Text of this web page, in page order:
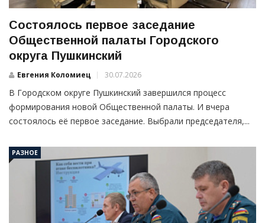
Состоялось первое заседание
Общественной палаты Городского
округа Пушкинский
Евгения Коломиец 30.07.2026
В Городском округе Пушкинский завершился процесс
формирования новой Общественной палаты. И вчера
состоялось её первое заседание. Выбрали председателя,...
РАЗНОЕ